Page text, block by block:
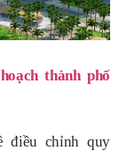
thành phố
điều chỉnh quy